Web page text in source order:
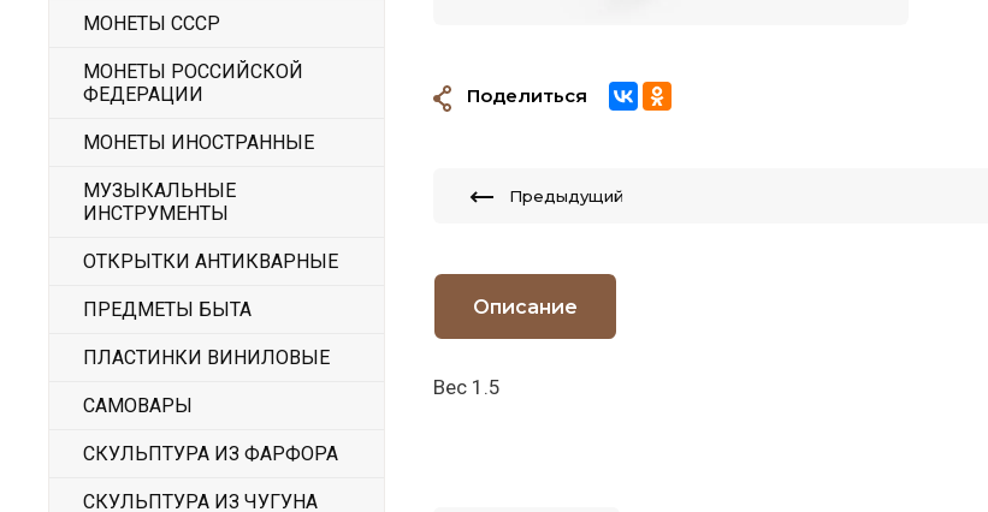
МОНЕТЫ СССР
МОНЕТЫ РОССИЙСКОЙ
ФЕДЕРАЦИИ
МОНЕТЫ ИНОСТРАННЫЕ
МУЗЫКАЛЬНЫЕ
ИНСТРУМЕНТЫ
ОТКРЫТКИ АНТИКВАРНЫЕ
ПРЕДМЕТЫ БЫТА
ПЛАСТИНКИ ВИНИЛОВЫЕ
САМОВАРЫ
СКУЛЬПТУРА ИЗ ФАРФОРА
СКУЛЬПТУРА ИЗ ЧУГУНА
Поделиться
Предыдущий
Описание
Вес 1.5